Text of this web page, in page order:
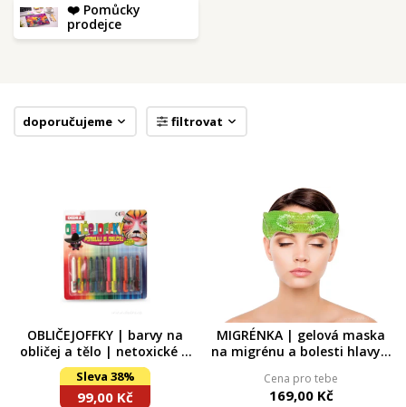
❤️ Pomůcky
prodejce
doporučujeme filtrovat
OBLIČEJOFFKY | barvy na
obličej a tělo | netoxické &
vodou omyvatelné | 12 ks
Sleva 38%
99,00 Kč
MIGRÉNKA | gelová maska
na migrénu a bolesti hlavy |
28 × 8 cm
Cena pro tebe
169,00 Kč